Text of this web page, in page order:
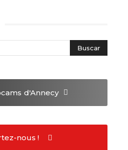
d'Annecy
nous !